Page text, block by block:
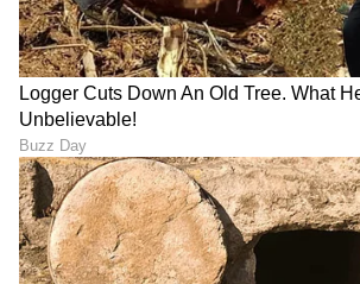
ಟ್ರಂಪ್ ಐತಿಹಾಸಿಕ ಒಪ್ಪಂದ | India US
Trade Deal | Party Rounds